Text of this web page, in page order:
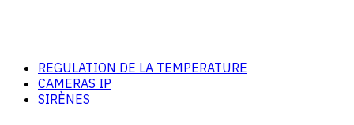
REGULATION DE LA TEMPERATURE
CAMERAS IP
SIRÈNES